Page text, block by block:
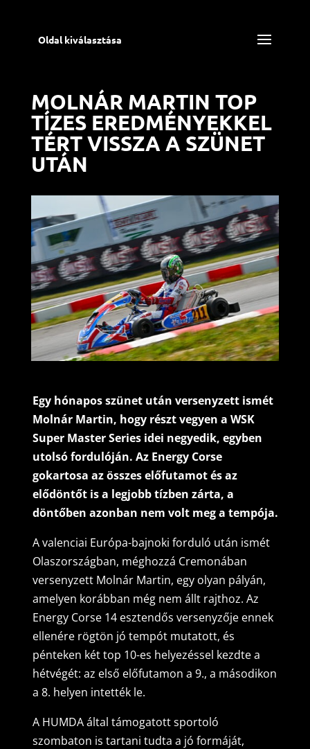
Oldal kiválasztása
MOLNÁR MARTIN TOP
TÍZES EREDMÉNYEKKEL
TÉRT VISSZA A SZÜNET
UTÁN
Egy hónapos szünet után versenyzett ismét
Molnár Martin, hogy részt vegyen a WSK
Super Master Series idei negyedik, egyben
utolsó fordulóján. Az Energy Corse
gokartosa az összes előfutamot és az
elődöntőt is a legjobb tízben zárta, a
döntőben azonban nem volt meg a tempója.
A valenciai Európa-bajnoki forduló után ismét
Olaszországban, méghozzá Cremonában
versenyzett Molnár Martin, egy olyan pályán,
amelyen korábban még nem állt rajthoz. Az
Energy Corse 14 esztendős versenyzője ennek
ellenére rögtön jó tempót mutatott, és
pénteken két top 10-es helyezéssel kezdte a
hétvégét: az első előfutamon a 9., a másodikon
a 8. helyen intették le.
A HUMDA által támogatott sportoló
szombaton is tartani tudta a jó formáját,